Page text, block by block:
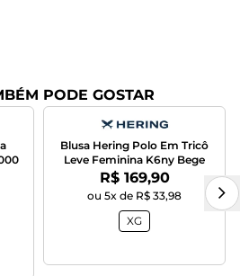
PODE GOSTAR
Blusa Hering Polo Em Tricô
Leve Feminina K6ny Bege
Por:
R$ 169,90
ou 5x de R$ 33,98
XG